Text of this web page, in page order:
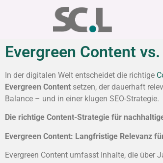
Evergreen Content
In der digitalen Welt entscheidet die richtige
Evergreen Content setzen, der dauerhaft
Balance – und in einer klugen SEO-Strategie.
Die richtige Content-Strategie für
Evergreen Content: Langfristige Relevanz
Evergreen Content umfasst Inhalte, die über